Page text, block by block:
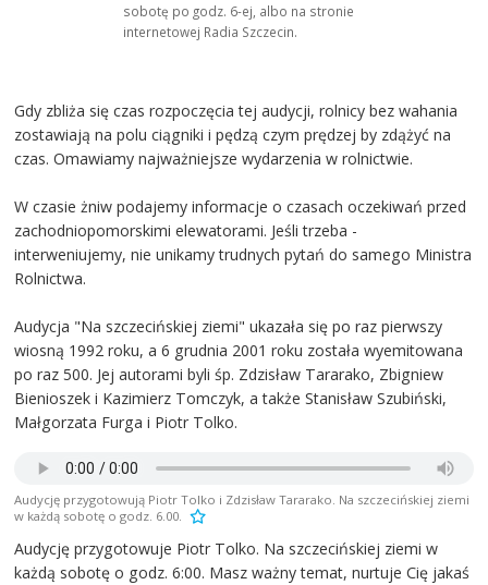
sobotę po godz. 6-ej, albo na stronie
internetowej Radia Szczecin.
Gdy zbliża się czas rozpoczęcia tej audycji, rolnicy bez wahania
zostawiają na polu ciągniki i pędzą czym prędzej by zdążyć na
czas. Omawiamy najważniejsze wydarzenia w rolnictwie.
W czasie żniw podajemy informacje o czasach oczekiwań przed
zachodniopomorskimi elewatorami. Jeśli trzeba -
interweniujemy, nie unikamy trudnych pytań do samego Ministra
Rolnictwa.
Audycja "Na szczecińskiej ziemi" ukazała się po raz pierwszy
wiosną 1992 roku, a 6 grudnia 2001 roku została wyemitowana
po raz 500. Jej autorami byli śp. Zdzisław Tararako, Zbigniew
Bienioszek i Kazimierz Tomczyk, a także Stanisław Szubiński,
Małgorzata Furga i Piotr Tolko.
Audycję przygotowują Piotr Tolko i Zdzisław Tararako. Na szczecińskiej ziemi
w każdą sobotę o godz. 6.00.
Audycję przygotowuje Piotr Tolko. Na szczecińskiej ziemi w
każdą sobotę o godz. 6:00. Masz ważny temat, nurtuje Cię jakaś